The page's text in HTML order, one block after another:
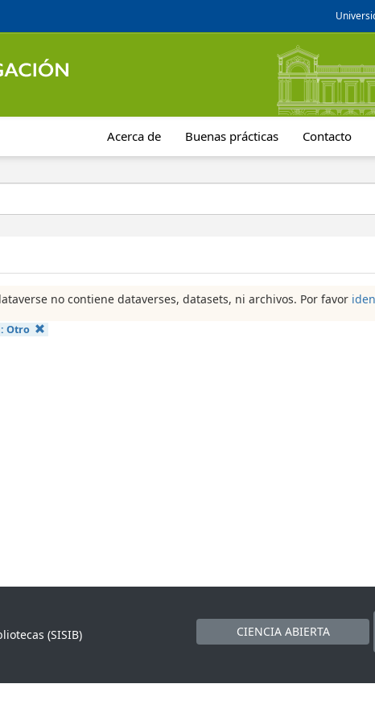
Acerca de Buenas prácticas Contacto
no contiene dataverses, datasets, ni archivos. Por favor
Otro
(SISIB)
CIENCIA ABIERTA